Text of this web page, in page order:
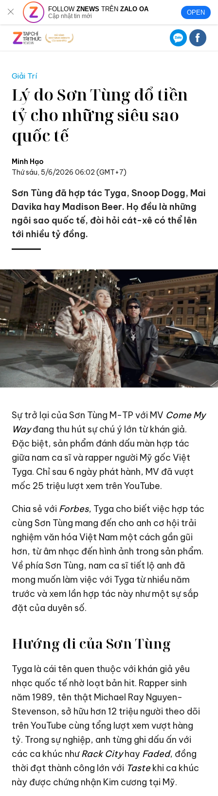
FOLLOWZNEWS TRÊNZALO OA
Cập nhật tin mới OPEN
Giải Trí
Lý do Sơn Tùng đổ tiền
tỷ cho những siêu sao
quốc tế
Minh Hạo
Thứ sáu, 5/6/2026 06:02 (GMT+7)
Sơn Tùng đã hợp tác Tyga, Snoop Dogg, Mai
Davika hay Madison Beer. Họ đều là những
ngôi sao quốc tế, đòi hỏi cát-xê có thể lên
tới nhiều tỷ đồng.
Sự trở lại củaSơn Tùng M-TP với MV Come My
Wayđang thu hút sự chú ý lớn từ khán giả.
Đặc biệt, sản phẩm đánh dấu màn hợp tác
giữa nam ca sĩ và rapper người Mỹ gốc Việt
Tyga. Chỉ sau 6 ngày phát hành, MV đã vượt
mốc 25 triệu lượt xem trên YouTube.
Chia sẻ với Forbes, Tyga cho biết việc hợp tác
cùng Sơn Tùng mang đến cho anh cơ hội trải
nghiệm văn hóa Việt Nam một cách gần gũi
hơn, từ âm nhạc đến hình ảnh trong sản phẩm.
Về phía Sơn Tùng, nam ca sĩ tiết lộ anh đã
mong muốn làm việc với Tyga từ nhiều năm
trước và xem lần hợp tác này như một sự sắp
đặt của duyên số.
Hướng đi của Sơn Tùng
Tyga là cái tên quen thuộc với khán giả yêu
nhạc quốc tế nhờ loạt bản hit. Rapper sinh
năm 1989, tên thật Michael Ray Nguyen-
Stevenson, sở hữu hơn 12 triệu người theo dõi
trên YouTube cùng tổng lượt xem vượt hàng
tỷ. Trong sự nghiệp, anh từng ghi dấu ấn với
các ca khúc nhưRack Cityhay Faded, đồng
thời đạt thành công lớn với Tastekhi ca khúc
này được chứng nhận Kim cương tại Mỹ.